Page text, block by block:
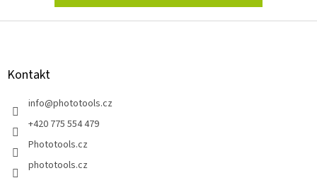
Z
Kontakt
info@phototools.cz
+420 775 554 479
Phototools.cz
phototools.cz